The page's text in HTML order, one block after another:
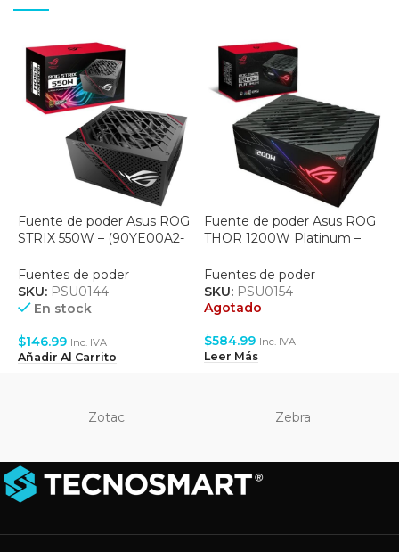
Fuente de poder Asus ROG
STRIX 550W – (90YE00A2-
Fuentes de poder
SKU: PSU0144
En stock
$146.99 Inc. IVA
Añadir Al Carrito
Fuente de poder Asus ROG
THOR 1200W Platinum –
Fuentes de poder
SKU: PSU0154
Agotado
$584.99 Inc. IVA
Leer Más
Zotac Zebra